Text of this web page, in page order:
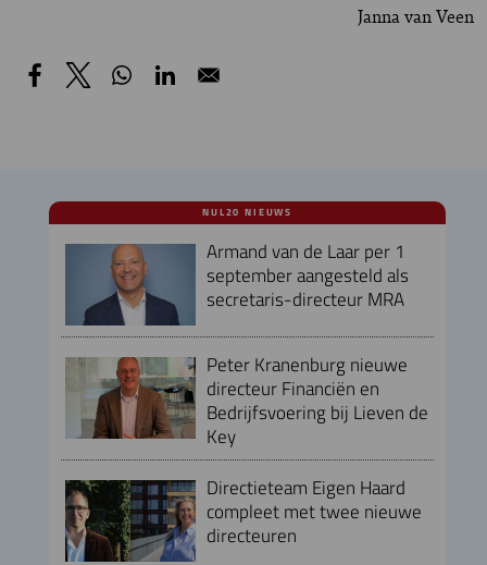
Janna van Veen
NUL20 NIEUWS
Armand van de Laar per 1
september aangesteld als
secretaris-directeur MRA
Peter Kranenburg nieuwe
directeur Financiën en
Bedrijfsvoering bij Lieven de
Key
Directieteam Eigen Haard
compleet met twee nieuwe
directeuren